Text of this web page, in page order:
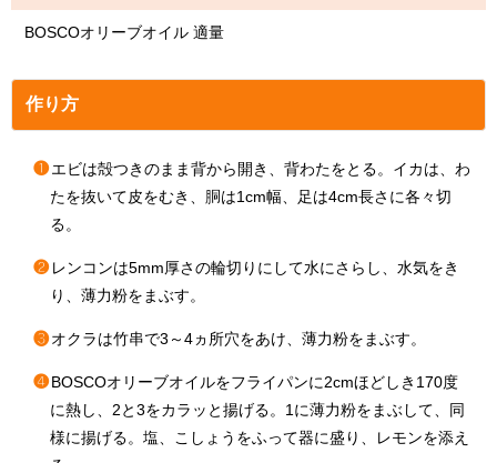
BOSCOオリーブオイル 適量
作り方
❶ エビは殻つきのまま背から開き、背わたをとる。イカは、わ
たを抜いて皮をむき、胴は1cm幅、足は4cm長さに各々切
る。
❷ レンコンは5mm厚さの輪切りにして水にさらし、水気をき
り、薄力粉をまぶす。
❸ オクラは竹串で3～4ヵ所穴をあけ、薄力粉をまぶす。
❹ BOSCOオリーブオイルをフライパンに2cmほどしき170度
に熱し、2と3をカラッと揚げる。1に薄力粉をまぶして、同
様に揚げる。塩、こしょうをふって器に盛り、レモンを添え